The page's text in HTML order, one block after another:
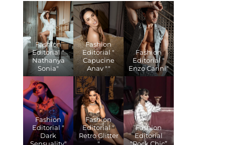
Fashion
Editorial "
Nathanya
Sonia"
Fashion
Editorial "
Capucine
Anav ""
Fashion
Editorial "
Enzo Carini"
Fashion
Editorial "
Dark
Sensuality"
Fashion
Editorial "
Retro Glitter
"
Fashion
Editorial
“Rock Chic”